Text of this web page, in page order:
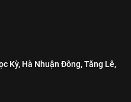
Kỳ, Hà Nhuận Đông,Tăng Lê,